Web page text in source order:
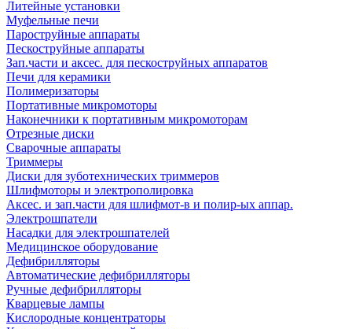
Литейные установки
Муфельные печи
Пароструйные аппараты
Пескоструйные аппараты
Зап.части и аксес. для пескоструйных аппаратов
Печи для керамики
Полимеризаторы
Портативные микромоторы
Наконечники к портативным микромоторам
Отрезные диски
Сварочные аппараты
Триммеры
Диски для зуботехнических триммеров
Шлифмоторы и электрополировка
Аксес. и зап.части для шлифмот-в и полир-ых аппар.
Электрошпатели
Насадки для электрошпателей
Медицинское оборудование
Дефибрилляторы
Автоматические дефибрилляторы
Ручные дефибрилляторы
Кварцевые лампы
Кислородные концентраторы